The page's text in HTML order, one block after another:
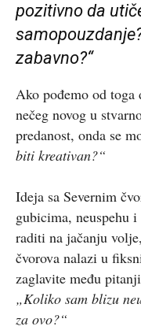
pozitivno da
zabavno?“
Ako pođemo od toga
nečeg novog u
predanost, onda se
biti kreativan?“
Ideja sa Severnim
gubicima, neuspehu
raditi na jačanju
čvorova nalazi u
zaglavite među
„Koliko sam blizu
za ovo?“